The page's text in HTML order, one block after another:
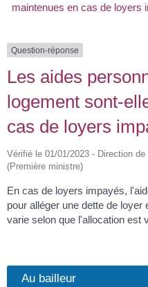
maintenues en cas de loyers
Question-réponse
Les aides
logement sont-
cas de loyers
Vérifié le 01/01/2023 - Direction
(Première ministre)
En cas de loyers impayés,
pour alléger une dette de
varie selon que l'allocation est
Au bailleur